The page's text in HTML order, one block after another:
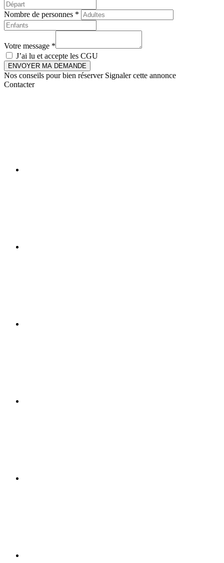
Nombre de personnes *
Votre message *
J’ai lu et accepte les CGU
ENVOYER MA DEMANDE
Nos conseils pour bien réserver Signaler cette annonce
Contacter